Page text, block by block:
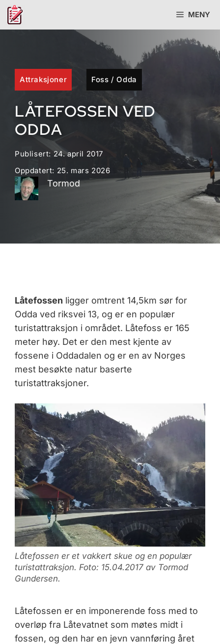
Hopp
MENY
Attraksjoner Foss /Odda
LÅTEFOSSEN VED
ODDA
Publisert:24. april 2017
Oppdatert: 25. mars 2026
Tormod
Låtefossen ligger omtrent 14,5km sør for
Odda ved riksvei 13, og er en populær
turistattraksjon i området. Låtefoss er 165
meter høy. Det er den mest kjente av
fossene i Oddadalen og er en av Norges
mest besøkte natur baserte
turistattraksjoner.
Låtefossen er et vakkert skue og en populær
turistattraksjon. Foto: 15.04.2017 av Tormod
Gundersen.
Låtefossen er en imponerende foss med to
overløp fra Låtevatnet som møtes midt i
fossen, og den har en jevn vannføring året